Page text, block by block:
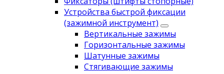
Устройства быстрой фиксации
(зажимной инструмент)
Вертикальные зажимы
Горизонтальные зажимы
Шатунные зажимы
Стягивающие зажимы